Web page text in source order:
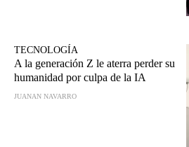
TECNOLOGÍA
A la generación Z le aterra perder su
humanidad por culpa de la IA
JUANAN NAVARRO